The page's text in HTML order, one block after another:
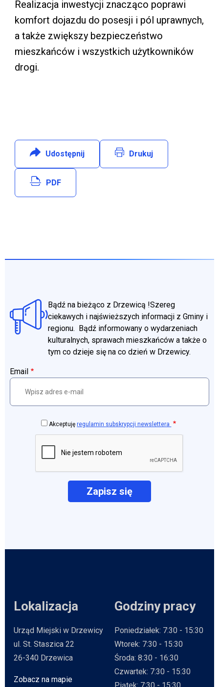
Realizacja inwestycji znacząco poprawi
komfort dojazdu do posesji i pól uprawnych,
a także zwiększy bezpieczeństwo
mieszkańców i wszystkich użytkowników
drogi.
Udostępnij: Facebook Drukuj
Will open in new tab
PDF
Bądź na bieżąco z Drzewicą !Szereg
ciekawych i najświeższych informacji z Gminy i
regionu. Bądź informowany o wydarzeniach
kulturalnych, sprawach mieszkańców a także o
tym co dzieje się na co dzień w Drzewicy.
Email
Akceptujęregulamin subskrypcji newslettera
Lokalizacja
Urząd Miejski w Drzewicy
ul. St. Staszica 22
26-340 Drzewica
Zobacz na mapieWill open in new tab
Godziny pracy
Poniedziałek: 7:30 - 15:30
Wtorek: 7:30 - 15:30
Środa: 8:30 - 16:30
Czwartek: 7:30 - 15:30
Piątek: 7:30 - 15:30